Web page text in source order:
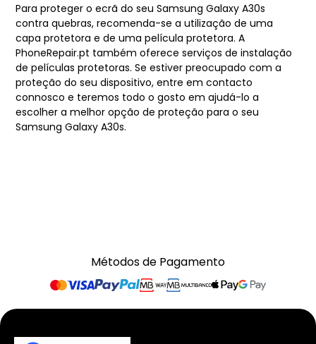
Para proteger o ecrã do seu Samsung Galaxy A30s
contra quebras, recomenda-se a utilização de uma
capa protetora e de uma película protetora. A
PhoneRepair.pt também oferece serviços de instalação
de películas protetoras. Se estiver preocupado com a
proteção do seu dispositivo, entre em contacto
connosco e teremos todo o gosto em ajudá-lo a
escolher a melhor opção de proteção para o seu
Samsung Galaxy A30s.
Métodos de Pagamento